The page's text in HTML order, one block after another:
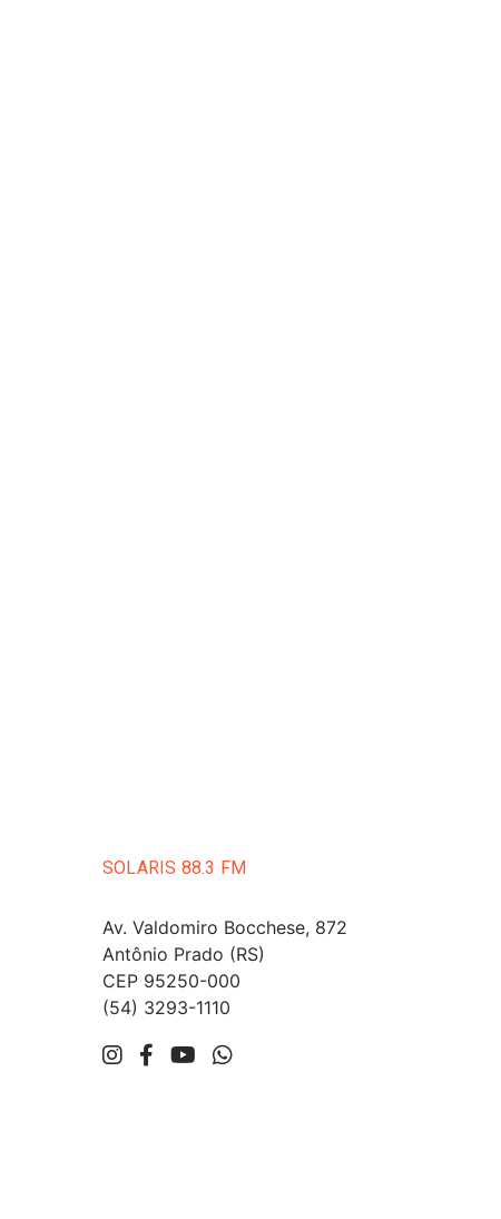
SOLARIS 88.3 FM
Av. Valdomiro Bocchese, 872
Antônio Prado (RS)
CEP 95250-000
(54) 3293-1110